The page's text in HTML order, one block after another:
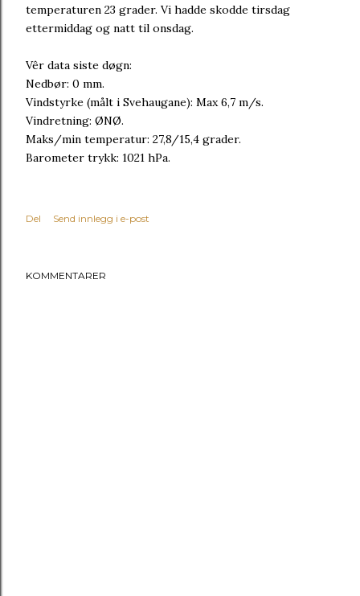
temperaturen 23 grader. Vi hadde skodde tirsdag
ettermiddag og natt til onsdag.
Vêr data siste døgn:
Nedbør: 0 mm.
Vindstyrke (målt i Svehaugane): Max 6,7 m/s.
Vindretning: ØNØ.
Maks/min temperatur: 27,8/15,4 grader.
Barometer trykk: 1021 hPa.
Del Send innlegg i e-post
KOMMENTARER